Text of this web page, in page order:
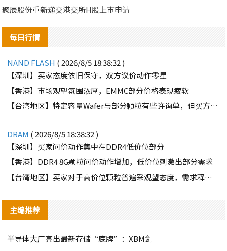
聚辰股份重新递交港交所H股上市申请
每日行情
NAND FLASH ( 2026/8/5 18:38:32 )
【深圳】买家态度依旧保守，双方议价动作零星
【香港】市场观望氛围浓厚，EMMC部分价格表现疲软
【台湾地区】特定容量Wafer与部分颗粒有些许询单，但买方需求并不强劲
DRAM ( 2026/8/5 18:38:32 )
【深圳】买家问价动作集中在DDR4低价位部分
【香港】DDR4 8G颗粒问价动作增加，低价位刺激出部分需求
【台湾地区】买家对于高价位颗粒普遍采观望态度，需求释出有限
主编推荐
半导体大厂亮出最新存储“底牌”：XBM剑